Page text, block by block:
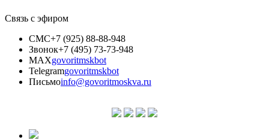
Связь с эфиром
СМС+7 (925) 88-88-948
Звонок+7 (495) 73-73-948
MAXgovoritmskbot
Telegramgovoritmskbot
Письмоinfo@govoritmoskva.ru